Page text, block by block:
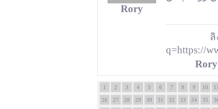
Rory
ลิ
q=https://
Rory
1 2 3 4 5 6 7 8 9 10
26 27 28 29 30 31 32 33 34 35